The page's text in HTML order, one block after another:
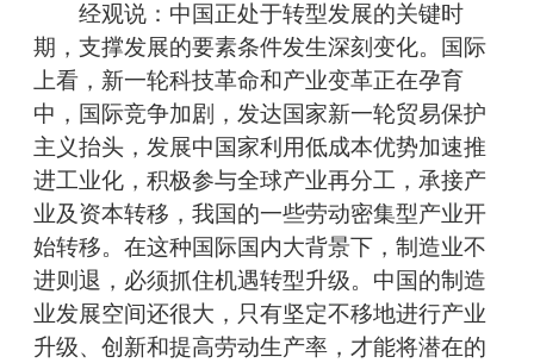
经观说：中国正处于转型发展的关键时
期，支撑发展的要素条件发生深刻变化。国际
上看，新一轮科技革命和产业变革正在孕育
中，国际竞争加剧，发达国家新一轮贸易保护
主义抬头，发展中国家利用低成本优势加速推
进工业化，积极参与全球产业再分工，承接产
业及资本转移，我国的一些劳动密集型产业开
始转移。在这种国际国内大背景下，制造业不
进则退，必须抓住机遇转型升级。中国的制造
业发展空间还很大，只有坚定不移地进行产业
升级、创新和提高劳动生产率，才能将潜在的